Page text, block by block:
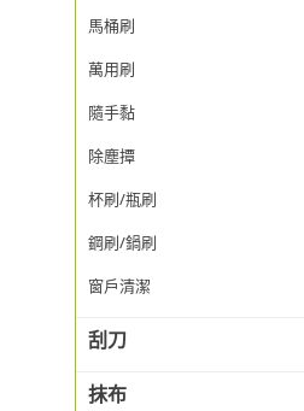
馬桶刷
萬用刷
隨手黏
除塵撢
杯刷/瓶刷
鋼刷/鍋刷
窗戶清潔
刮刀
抹布